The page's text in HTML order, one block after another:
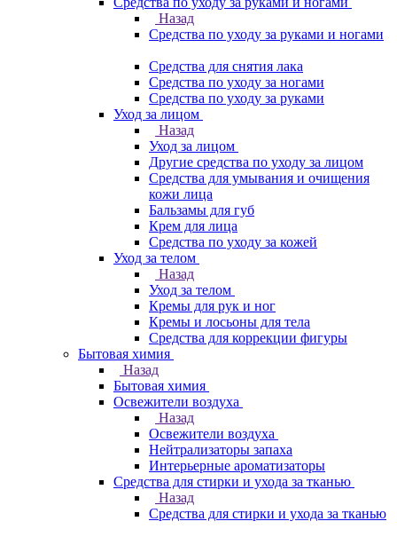
Назад
Средства по уходу за руками и ногами
Средства для снятия лака
Средства по уходу за ногами
Средства по уходу за руками
Уход за лицом
Назад
Уход за лицом
Другие средства по уходу за лицом
Средства для умывания и очищения
кожи лица
Бальзамы для губ
Крем для лица
Средства по уходу за кожей
Уход за телом
Назад
Уход за телом
Кремы для рук и ног
Кремы и лосьоны для тела
Средства для коррекции фигуры
Бытовая химия
Назад
Бытовая химия
Освежители воздуха
Назад
Освежители воздуха
Нейтрализаторы запаха
Интерьерные ароматизаторы
Средства для стирки и ухода за тканью
Назад
Средства для стирки и ухода за тканью